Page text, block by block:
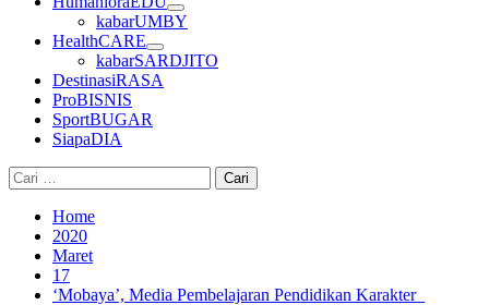
kabarUMBY
HealthCARE
kabarSARDJITO
DestinasiRASA
ProBISNIS
SportBUGAR
SiapaDIA
Cari
untuk:
Home
2020
Maret
17
‘Mobaya’, Media Pembelajaran Pendidikan Karakter